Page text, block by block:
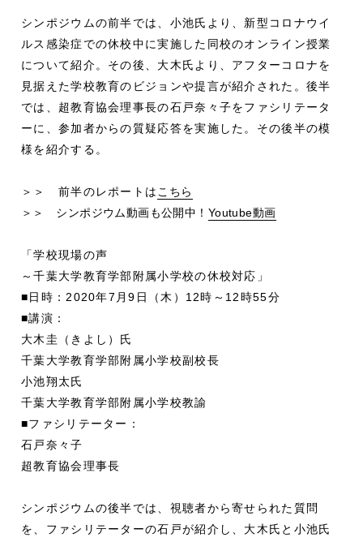
シンポジウムの前半では、小池氏より、新型コロナウイ
ルス感染症での休校中に実施した同校のオンライン授業
について紹介。その後、大木氏より、アフターコロナを
見据えた学校教育のビジョンや提言が紹介された。後半
では、超教育協会理事長の石戸奈々子をファシリテータ
ーに、参加者からの質疑応答を実施した。その後半の模
様を紹介する。
＞＞ 前半のレポートは こちら
＞＞ シンポジウム動画も公開中！ Youtube動画
「学校現場の声
～千葉大学教育学部附属小学校の休校対応」
■日時：2020年7月9日（木）12時～12時55分
■講演：
大木圭（きよし）氏
千葉大学教育学部附属小学校副校長
小池翔太氏
千葉大学教育学部附属小学校教諭
■ファシリテーター：
石戸奈々子
超教育協会理事長
シンポジウムの後半では、視聴者から寄せられた質問
を、ファシリテーターの石戸が紹介し、大木氏と小池氏